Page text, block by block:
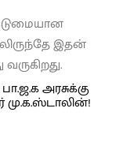
இதன்